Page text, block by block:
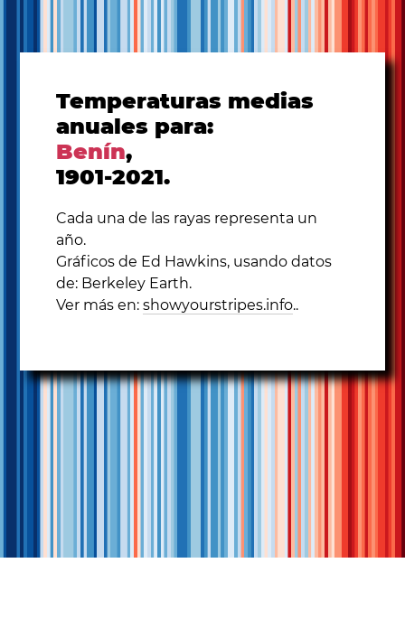
Temperaturas medias
anuales para:
Benín,
1901-2021.
Cada una de las rayas representa un
año.
Gráficos de Ed Hawkins, usando datos
de: Berkeley Earth.
Ver más en:showyourstripes.info..